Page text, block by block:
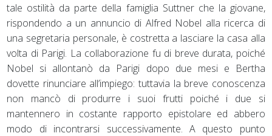
tale ostilità da parte della famiglia Suttner che la giovane,
rispondendo a un annuncio di Alfred Nobel alla ricerca di
una segretaria personale, è costretta a lasciare la casa alla
volta di Parigi. La collaborazione fu di breve durata, poiché
Nobel si allontanò da Parigi dopo due mesi e Bertha
dovette rinunciare all’impiego: tuttavia la breve conoscenza
non mancò di produrre i suoi frutti poiché i due si
mantennero in costante rapporto epistolare ed abbero
modo di incontrarsi successivamente. A questo punto